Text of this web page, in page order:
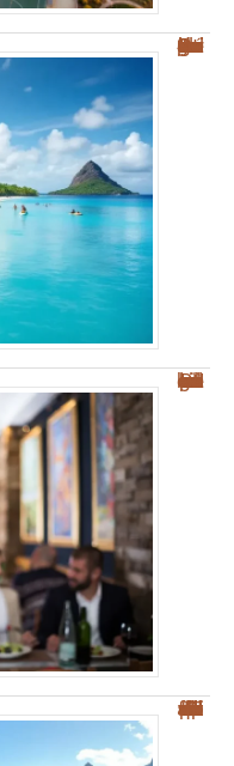
Découvrez les plages des Salines : votre guide sur Sainte-Anne
Les meilleurs restaurants à Palerme : nos conseils pour bien manger et savourer !
“Top 5 des villes frontières suisses pour une meilleure qualité de vie”